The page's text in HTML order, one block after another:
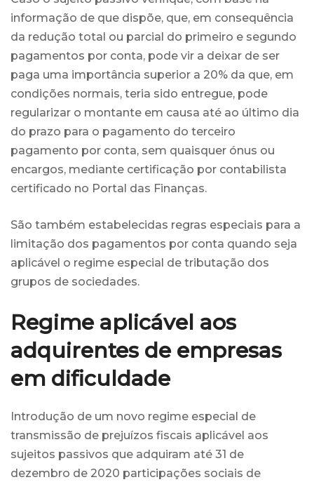
informação de que dispõe, que, em consequência
da redução total ou parcial do primeiro e segundo
pagamentos por conta, pode vir a deixar de ser
paga uma importância superior a 20% da que, em
condições normais, teria sido entregue, pode
regularizar o montante em causa até ao último dia
do prazo para o pagamento do terceiro
pagamento por conta, sem quaisquer ónus ou
encargos, mediante certificação por contabilista
certificado no Portal das Finanças.
São também estabelecidas regras especiais para a
limitação dos pagamentos por conta quando seja
aplicável o regime especial de tributação dos
grupos de sociedades.
Regime aplicável aos
adquirentes de empresas
em dificuldade
Introdução de um novo regime especial de
transmissão de prejuízos fiscais aplicável aos
sujeitos passivos que adquiram até 31 de
dezembro de 2020 participações sociais de